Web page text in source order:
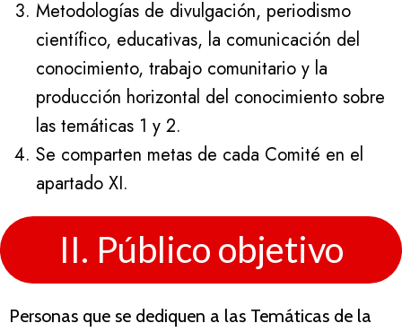
Metodologías de divulgación, periodismo
científico, educativas, la comunicación del
conocimiento, trabajo comunitario y la
producción horizontal del conocimiento sobre
las temáticas 1 y 2.
Se comparten metas de cada Comité en el
apartado XI.
II. Público objetivo
Personas que se dediquen a las Temáticas de la